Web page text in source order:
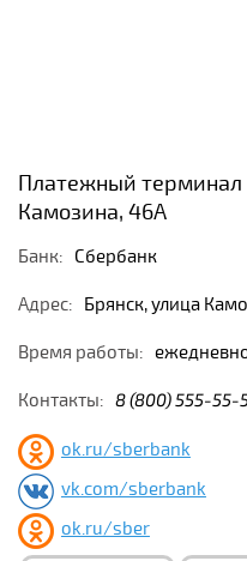
Платежный терминал
Камозина, 46А
Банк: Сбербанк
Адрес: Брянск, улица
Время работы:
Контакты: 8 (800) 555-55-
ok.ru/sberbank
vk.com/sberbank
ok.ru/sber